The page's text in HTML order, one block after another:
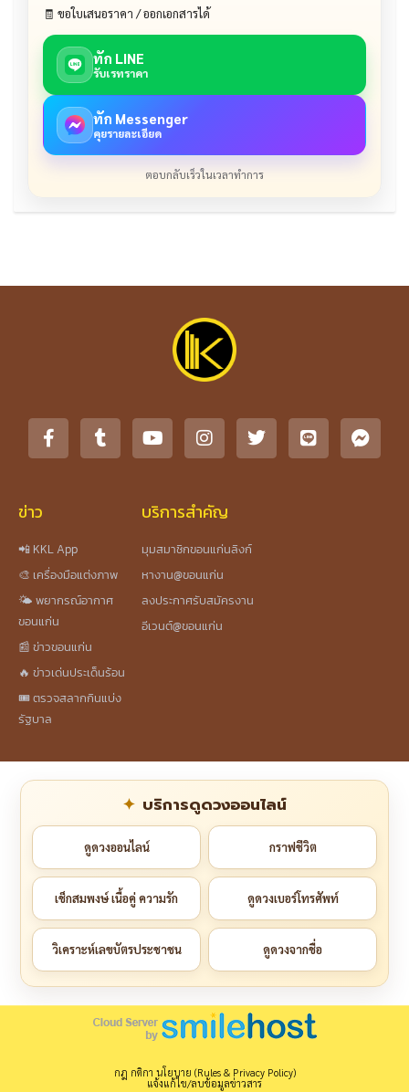
🧾 ขอใบเสนอราคา / ออกเอกสารได้
ทัก LINE
รับเรทราคา
ทัก Messenger
คุยรายละเอียด
ตอบกลับเร็วในเวลาทำการ
ข่าว
📲 KKL App
🎨 เครื่องมือแต่งภาพ
🌤️ พยากรณ์อากาศ
ขอนแก่น
📰 ข่าวขอนแก่น
🔥 ข่าวเด่นประเด็นร้อน
🎟️ ตรวจสลากกินแบ่ง
รัฐบาล
บริการสำคัญ
มุมสมาชิกขอนแก่นลิงก์
หางาน@ขอนแก่น
ลงประกาศรับสมัครงาน
อีเวนต์@ขอนแก่น
บริการดูดวงออนไลน์
ดูดวงออนไลน์ กราฟชีวิต
เช็กสมพงษ์ เนื้อคู่ ความรัก ดูดวงเบอร์โทรศัพท์
วิเคราะห์เลขบัตรประชาชน ดูดวงจากชื่อ
กฎ กติกา นโยบาย (Rules & Privacy Policy)
แจ้งแก้ไข/ลบข้อมูลข่าวสาร